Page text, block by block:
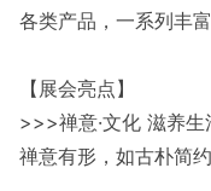
各类产品，一系列丰
【展会亮点】
>>>禅意·文化 滋养生
禅意有形，如古朴简